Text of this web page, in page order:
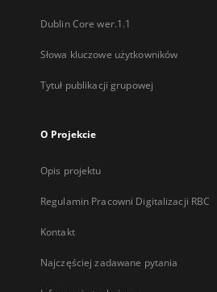
Dublin Core wer.1.1
Słowa kluczowe użytkowników
Tytuł publikacji grupowej
O Projekcie
Opis projektu
Regulamin Pracowni Digitalizacji RBC
Kontakt
Najczęściej zadawane pytania